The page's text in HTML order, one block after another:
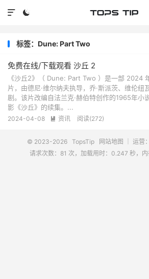


标签：Dune: Part Two
免费在线/下载观看 沙丘 2
《沙丘2》（ Dune: Part Two ）是一部 2024
片，由德尼·维尔纳夫执导，乔·斯派茨、维伦纽
剧。该片改编自法兰克·赫伯特创作的1965年小
影《沙丘》的续集。...
2024-04-08  资讯 阅读(272)
© 2023-2026 TopsTip 网站地图 ｜ 运营
请求次数：81 次，加载用时：0.247 秒，